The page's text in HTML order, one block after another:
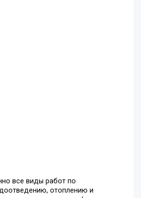
все виды работ по
отоплению и